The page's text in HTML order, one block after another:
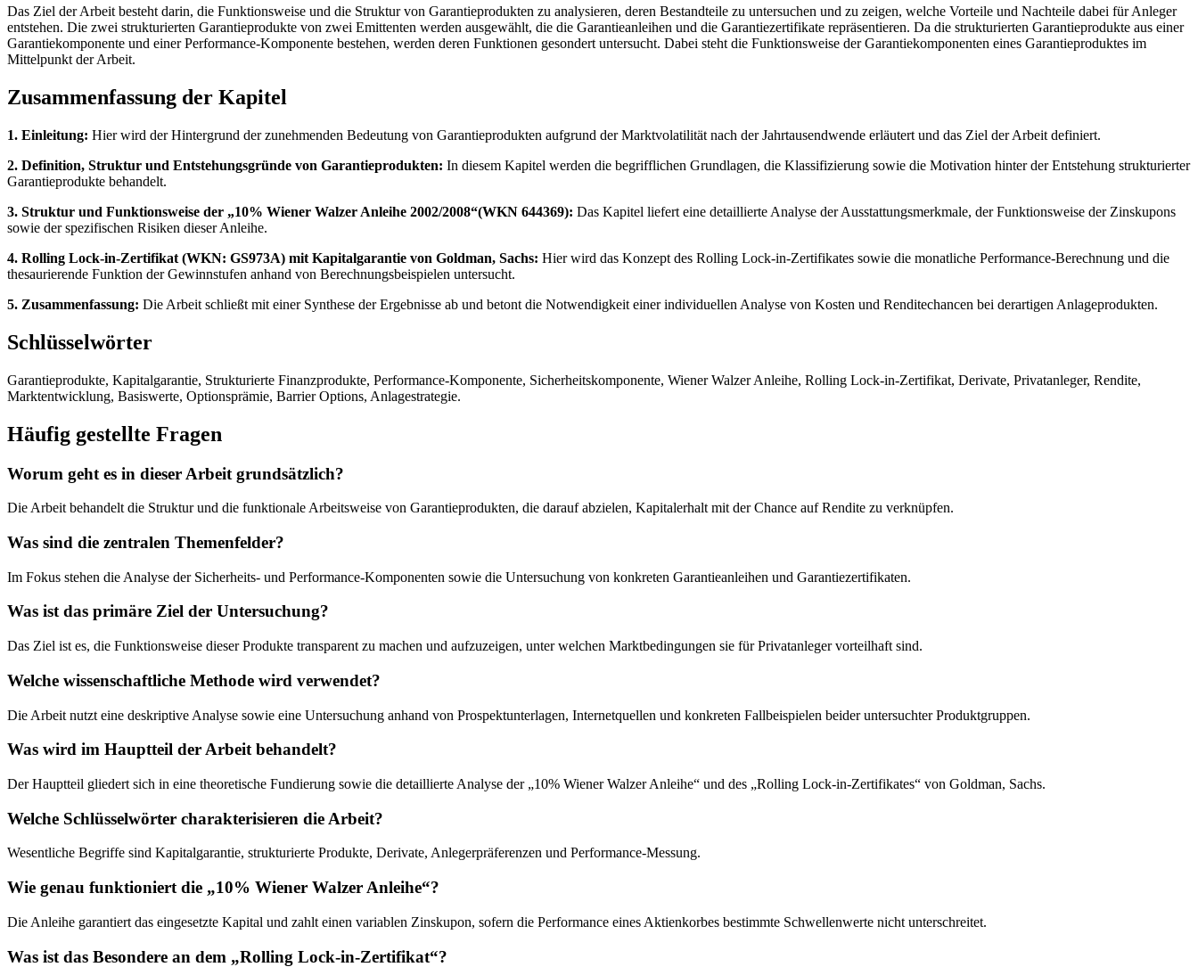
Das Ziel der Arbeit besteht darin, die Funktionsweise und die Struktur von Garantieprodukten zu analysieren, deren Bestandteile zu untersuchen und zu zeigen, welche Vorteile und Nachteile dabei für Anleger
entstehen. Die zwei strukturierten Garantieprodukte von zwei Emittenten werden ausgewählt, die die Garantieanleihen und die Garantiezertifikate repräsentieren. Da die strukturierten Garantieprodukte aus einer
Garantiekomponente und einer Performance-Komponente bestehen, werden deren Funktionen gesondert untersucht. Dabei steht die Funktionsweise der Garantiekomponenten eines Garantieproduktes im
Mittelpunkt der Arbeit.
Zusammenfassung der Kapitel
1. Einleitung: Hier wird der Hintergrund der zunehmenden Bedeutung von Garantieprodukten aufgrund der Marktvolatilität nach der Jahrtausendwende erläutert und das Ziel der Arbeit definiert.
2. Definition, Struktur und Entstehungsgründe von Garantieprodukten: In diesem Kapitel werden die begrifflichen Grundlagen, die Klassifizierung sowie die Motivation hinter der Entstehung strukturierter
Garantieprodukte behandelt.
3. Struktur und Funktionsweise der „10% Wiener Walzer Anleihe 2002/2008“(WKN 644369): Das Kapitel liefert eine detaillierte Analyse der Ausstattungsmerkmale, der Funktionsweise der Zinskupons
sowie der spezifischen Risiken dieser Anleihe.
4. Rolling Lock-in-Zertifikat (WKN: GS973A) mit Kapitalgarantie von Goldman, Sachs: Hier wird das Konzept des Rolling Lock-in-Zertifikates sowie die monatliche Performance-Berechnung und die
thesaurierende Funktion der Gewinnstufen anhand von Berechnungsbeispielen untersucht.
5. Zusammenfassung: Die Arbeit schließt mit einer Synthese der Ergebnisse ab und betont die Notwendigkeit einer individuellen Analyse von Kosten und Renditechancen bei derartigen Anlageprodukten.
Schlüsselwörter
Garantieprodukte, Kapitalgarantie, Strukturierte Finanzprodukte, Performance-Komponente, Sicherheitskomponente, Wiener Walzer Anleihe, Rolling Lock-in-Zertifikat, Derivate, Privatanleger, Rendite,
Marktentwicklung, Basiswerte, Optionsprämie, Barrier Options, Anlagestrategie.
Häufig gestellte Fragen
Worum geht es in dieser Arbeit grundsätzlich?
Die Arbeit behandelt die Struktur und die funktionale Arbeitsweise von Garantieprodukten, die darauf abzielen, Kapitalerhalt mit der Chance auf Rendite zu verknüpfen.
Was sind die zentralen Themenfelder?
Im Fokus stehen die Analyse der Sicherheits- und Performance-Komponenten sowie die Untersuchung von konkreten Garantieanleihen und Garantiezertifikaten.
Was ist das primäre Ziel der Untersuchung?
Das Ziel ist es, die Funktionsweise dieser Produkte transparent zu machen und aufzuzeigen, unter welchen Marktbedingungen sie für Privatanleger vorteilhaft sind.
Welche wissenschaftliche Methode wird verwendet?
Die Arbeit nutzt eine deskriptive Analyse sowie eine Untersuchung anhand von Prospektunterlagen, Internetquellen und konkreten Fallbeispielen beider untersuchter Produktgruppen.
Was wird im Hauptteil der Arbeit behandelt?
Der Hauptteil gliedert sich in eine theoretische Fundierung sowie die detaillierte Analyse der „10% Wiener Walzer Anleihe“ und des „Rolling Lock-in-Zertifikates“ von Goldman, Sachs.
Welche Schlüsselwörter charakterisieren die Arbeit?
Wesentliche Begriffe sind Kapitalgarantie, strukturierte Produkte, Derivate, Anlegerpräferenzen und Performance-Messung.
Wie genau funktioniert die „10% Wiener Walzer Anleihe“?
Die Anleihe garantiert das eingesetzte Kapital und zahlt einen variablen Zinskupon, sofern die Performance eines Aktienkorbes bestimmte Schwellenwerte nicht unterschreitet.
Was ist das Besondere an dem „Rolling Lock-in-Zertifikat“?